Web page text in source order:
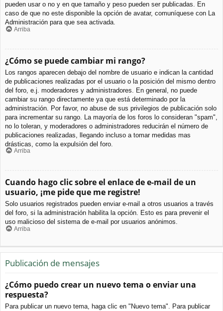
pueden usar o no y en que tamaño y peso pueden ser publicadas. En
caso de que no este disponible la opción de avatar, comuníquese con La
Administración para que sea activada.
Arriba
¿Cómo se puede cambiar mi rango?
Los rangos aparecen debajo del nombre de usuario e indican la cantidad
de publicaciones realizadas por el usuario o la posición del mismo dentro
del foro, e.j. moderadores y administradores. En general, no puede
cambiar su rango directamente ya que está determinado por la
administración. Por favor, no abuse de sus privilegios de publicación solo
para incrementar su rango. La mayoría de los foros lo consideran "spam",
no lo toleran, y moderadores o administradores reducirán el número de
publicaciones realizadas, llegando incluso a tomar medidas mas
drásticas, como la expulsión del foro.
Arriba
Cuando hago clic sobre el enlace de e-mail de un
usuario, ¡me pide que me registre!
Solo usuarios registrados pueden enviar e-mail a otros usuarios a través
del foro, si la administración habilita la opción. Esto es para prevenir el
uso malicioso del sistema de e-mail por usuarios anónimos.
Arriba
Publicación de mensajes
¿Cómo puedo crear un nuevo tema o enviar una
respuesta?
Para publicar un nuevo tema, haga clic en "Nuevo tema". Para publicar